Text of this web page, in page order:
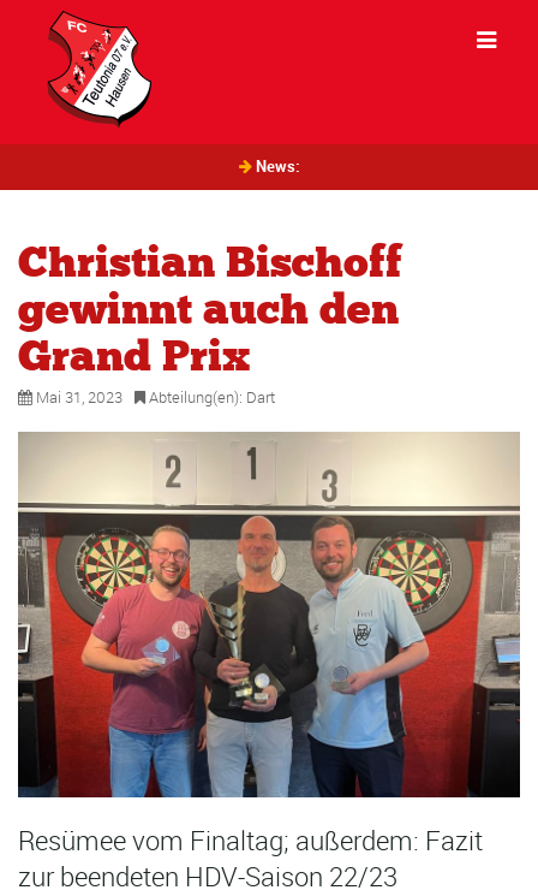
News:
Christian Bischoff
gewinnt auch den
Grand Prix
Mai 31, 2023 Abteilung(en): Dart
Resümee vom Finaltag; außerdem: Fazit
zur beendeten HDV-Saison 22/23